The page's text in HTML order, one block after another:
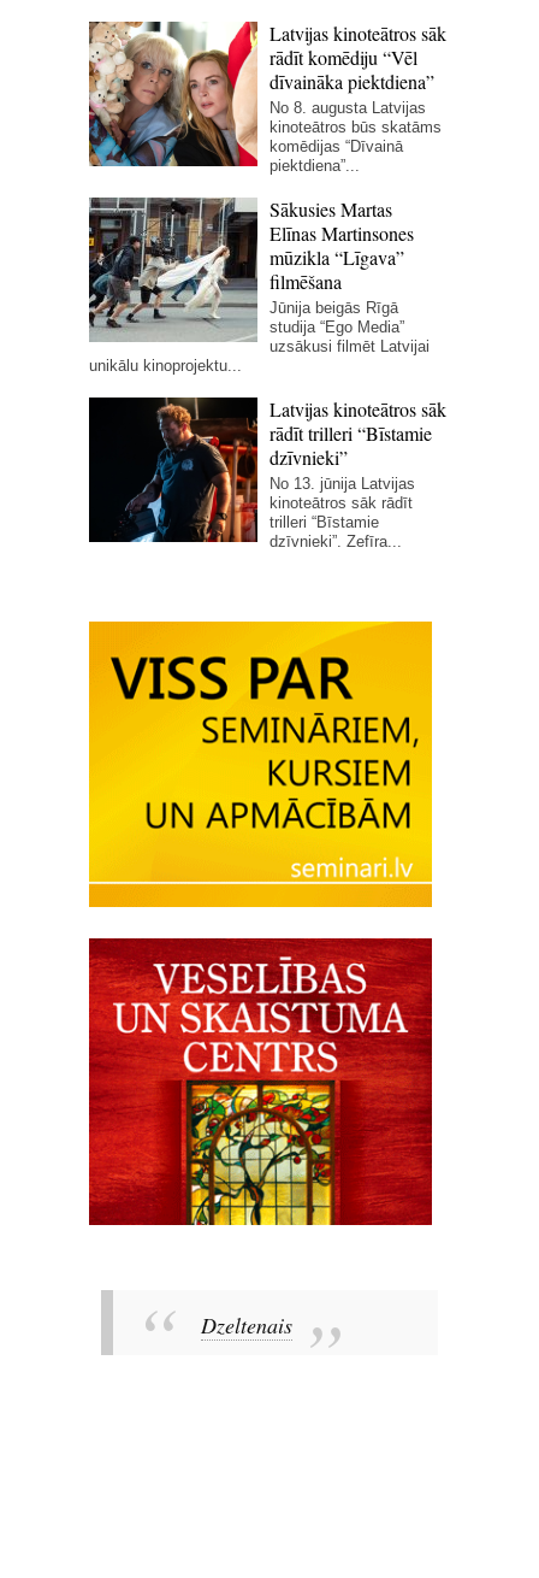
Latvijas kinoteātros sāk
rādīt komēdiju “Vēl
dīvaināka piektdiena”
No 8. augusta Latvijas
kinoteātros būs skatāms
komēdijas “Dīvainā
piektdiena”...
Sākusies Martas
Elīnas Martinsones
mūzikla “Līgava”
filmēšana
Jūnija beigās Rīgā
studija “Ego Media”
uzsākusi filmēt Latvijai
unikālu kinoprojektu...
Latvijas kinoteātros sāk
rādīt trilleri “Bīstamie
dzīvnieki”
No 13. jūnija Latvijas
kinoteātros sāk rādīt
trilleri “Bīstamie
dzīvnieki”. Zefīra...
Dzeltenais